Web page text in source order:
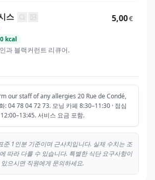
스
kcal
과 블랙커런트 리큐어.
5,00€
our staff of any allergies 20 Rue de Condé,
: 04 78 04 72 73. 모닝 카페 8:30–11:30 · 점심
12:00–13:45. 서비스 요금 포함.
준 1인분 기준이며 근사치입니다. 실제 수치는 조
따라 다를 수 있습니다. 특별한 식단 요구사항이
있으시면 직원에게 문의하세요.